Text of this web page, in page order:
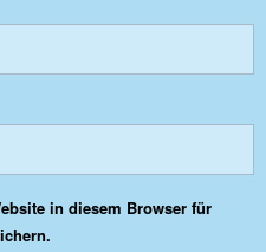
in diesem Browser für